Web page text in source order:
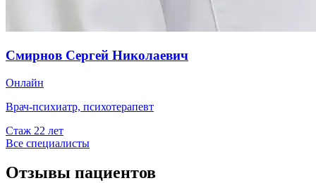
Смирнов Сергей Николаевич
Онлайн
Врач-психиатр, психотерапевт
Стаж 22 лет
Все специалисты
Отзывы пациентов